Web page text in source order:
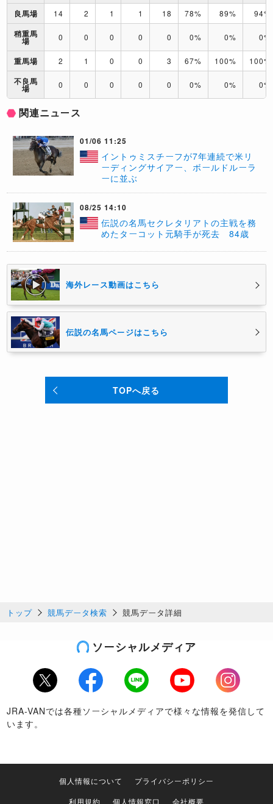
良馬場
14 2 1 1 18 78% 89% 94%
稍重馬
場 0 0 0 0 0 0% 0% 0%
重馬場 2 1 0 0 3 67% 100% 100%
不良馬
場 0 0 0 0 0 0% 0% 0%
関連ニュース
01/06 11:25
​イントゥミスチーフが7年連続で米リ
ーディングサイアー、ボールドルーラ
ーに並ぶ
08/25 14:10
伝説の名馬セクレタリアトの主戦を務
めたターコット元騎手が死去 84歳
海外レース動画はこちら
伝説の名馬ページはこちら
TOPへ戻る
トップ 競馬データ検索 競馬データ詳細
ソーシャルメディア
Twitter Facebook LINE Youtube
Instagram
JRA-VANでは各種ソーシャルメディアで様々な情報を発信して
います。
個人情報について
プライバシーポリシー
利用規約
個人情報窓口 会社概要